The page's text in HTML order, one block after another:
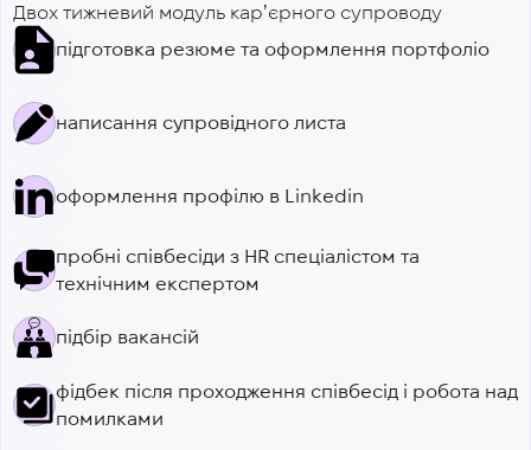
Двох тижневий модуль карʼєрного супроводу
підготовка резюме та оформлення портфоліо
написання супровідного листа
оформлення профілю в Linkedin
пробні співбесіди з HR спеціалістом та
технічним експертом
підбір вакансій
фідбек після проходження співбесід і робота над
помилками